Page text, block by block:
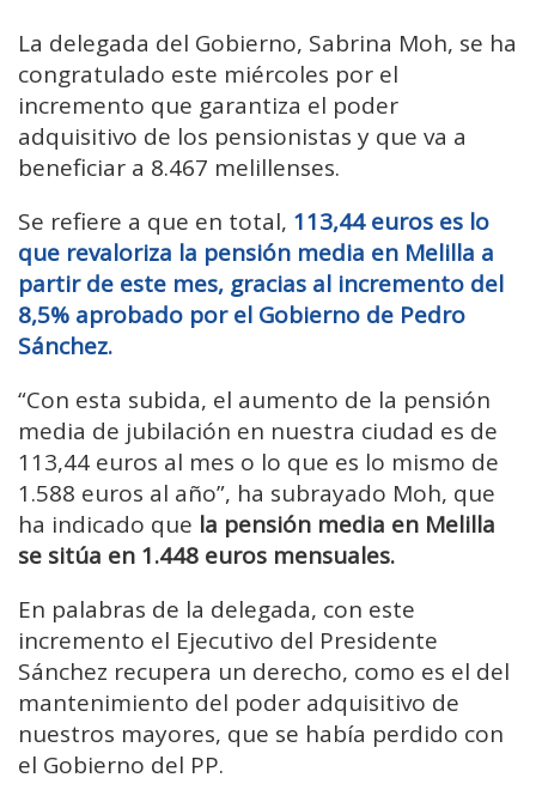
La delegada del Gobierno, Sabrina Moh, se ha
congratulado este miércoles por el
incremento que garantiza el poder
adquisitivo de los pensionistas y que va a
beneficiar a 8.467 melillenses.
Se refiere a que en total, 113,44 euros es lo
que revaloriza la pensión media en Melilla a
partir de este mes, gracias al incremento del
8,5% aprobado por el Gobierno de Pedro
Sánchez.
“Con esta subida, el aumento de la pensión
media de jubilación en nuestra ciudad es de
113,44 euros al mes o lo que es lo mismo de
1.588 euros al año”, ha subrayado Moh, que
ha indicado que la pensión media en Melilla
se sitúa en 1.448 euros mensuales.
En palabras de la delegada, con este
incremento el Ejecutivo del Presidente
Sánchez recupera un derecho, como es el del
mantenimiento del poder adquisitivo de
nuestros mayores, que se había perdido con
el Gobierno del PP.